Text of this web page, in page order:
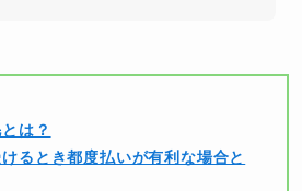
は？
るとき都度払いが有利な場合と